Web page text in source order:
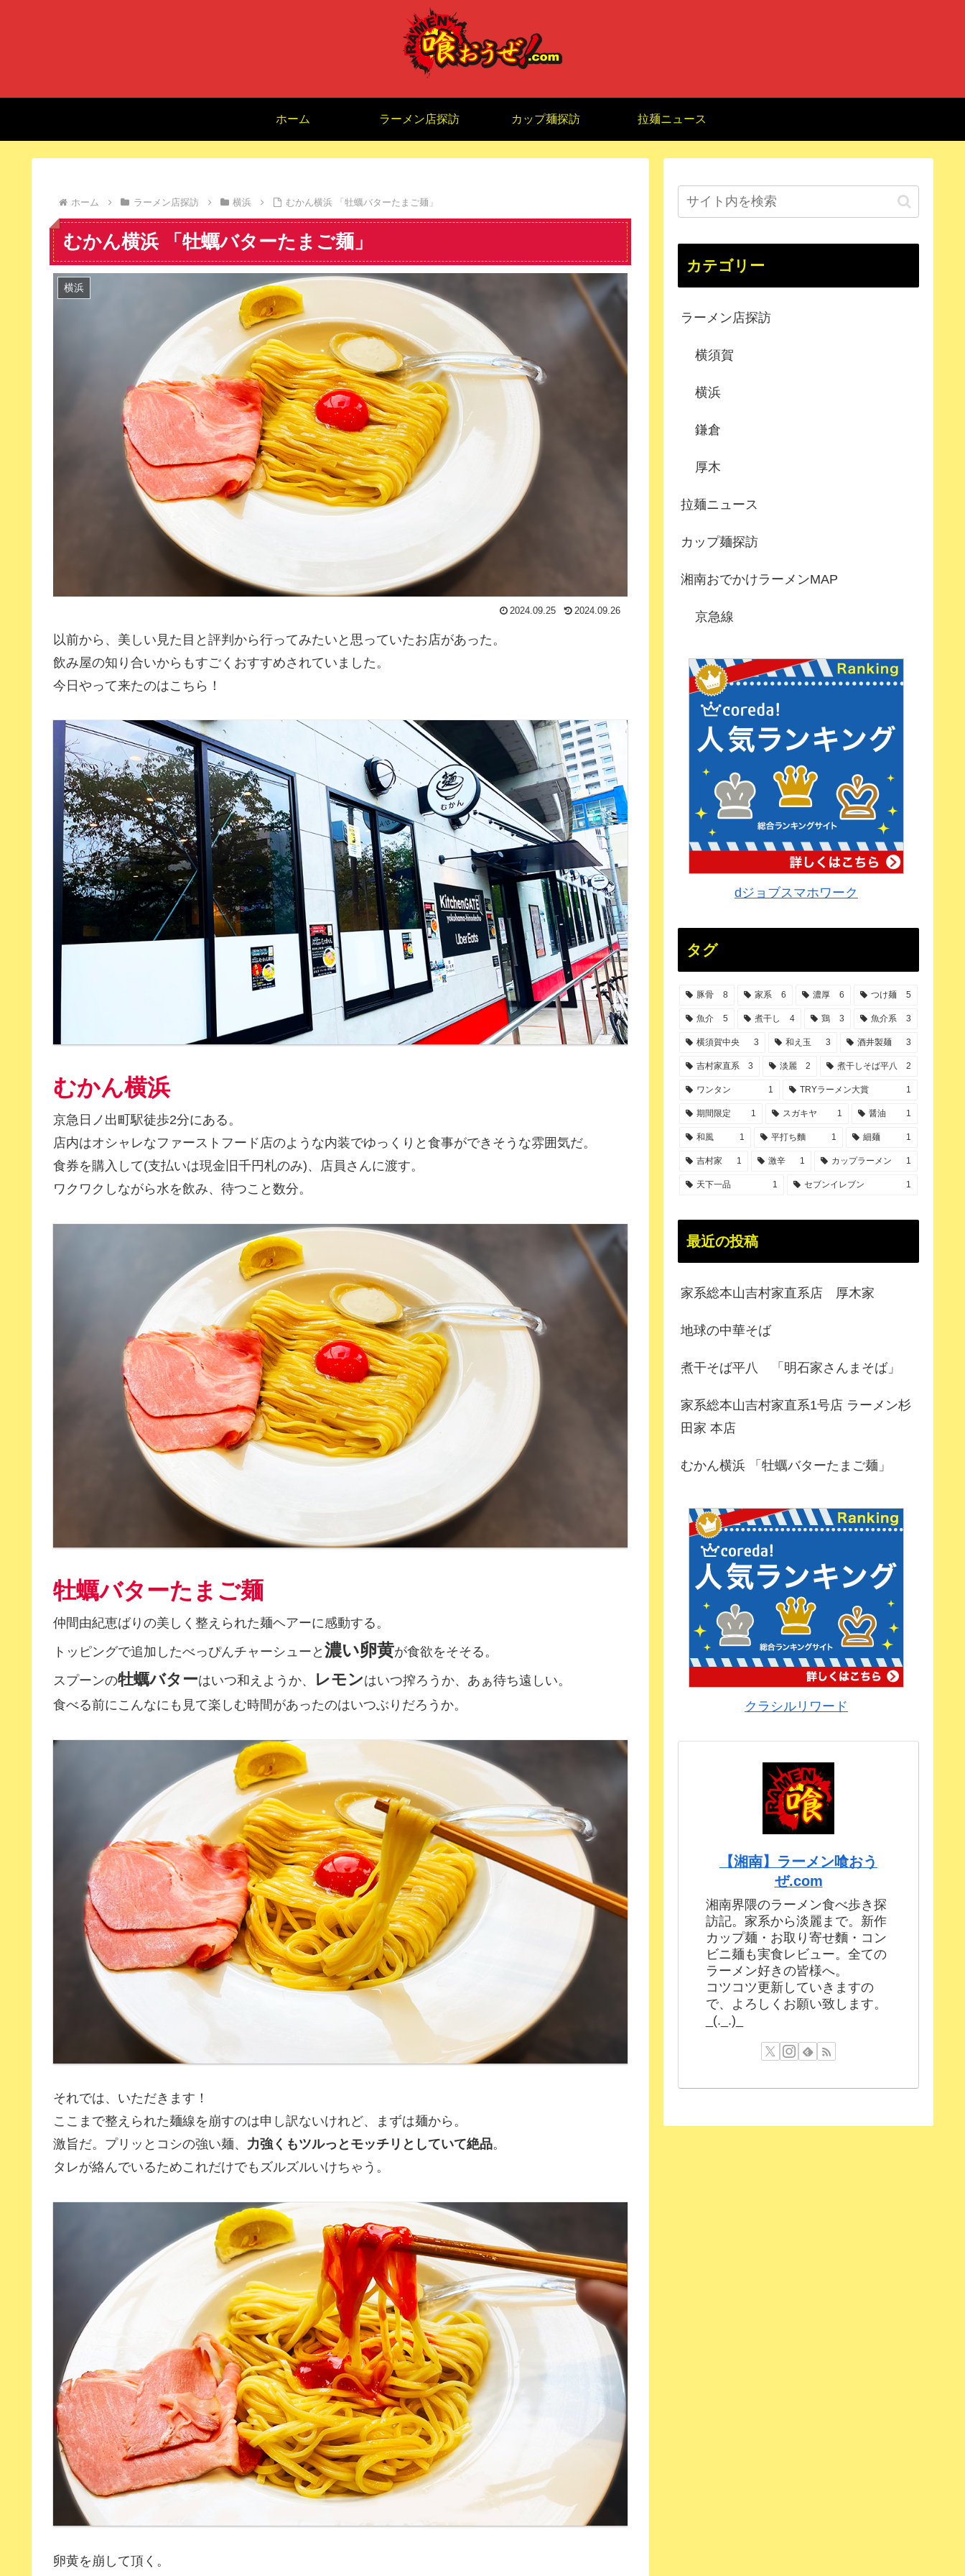
ホーム ラーメン店探訪 カップ麺探訪 拉麺ニュース
ホーム ラーメン店探訪 横浜 むかん横浜 「牡蠣バターたまご麺」
むかん横浜 「牡蠣バターたまご麺」
横浜
2024.09.25 2024.09.26
以前から、美しい見た目と評判から行ってみたいと思っていたお店があった。
飲み屋の知り合いからもすごくおすすめされていました。
今日やって来たのはこちら！
むかん横浜
京急日ノ出町駅徒歩2分にある。
店内はオシャレなファーストフード店のような内装でゆっくりと食事ができそうな雰囲気だ。
食券を購入して(支払いは現金旧千円札のみ)、店員さんに渡す。
ワクワクしながら水を飲み、待つこと数分。
牡蠣バターたまご麺
仲間由紀恵ばりの美しく整えられた麺ヘアーに感動する。
トッピングで追加したべっぴんチャーシューと 濃い卵黄が食欲をそそる。
スプーンの牡蠣バターはいつ和えようか、 レモンはいつ搾ろうか、あぁ待ち遠しい。
食べる前にこんなにも見て楽しむ時間があったのはいつぶりだろうか。
それでは、いただきます！
ここまで整えられた麺線を崩すのは申し訳ないけれど、まずは麺から。
激旨だ。プリッとコシの強い麺、 力強くもツルっとモッチリとしていて絶品。
タレが絡んでいるためこれだけでもズルズルいけちゃう。
卵黄を崩して頂く。
カテゴリー
ラーメン店探訪
横須賀
横浜
鎌倉
厚木
拉麺ニュース
カップ麺探訪
湘南おでかけラーメンMAP
京急線
dジョブスマホワーク
タグ
豚骨 8 家系 6 濃厚 6 つけ麺 5
魚介 5 煮干し 4 鶏 3 魚介系 3
横須賀中央 3 和え玉 3 酒井製麺 3
吉村家直系 3 淡麗 2 煮干しそば平八 2
ワンタン 1 TRYラーメン大賞 1
期間限定 1 スガキヤ 1 醤油 1
和風 1 平打ち麵 1 細麺 1
吉村家 1 激辛 1 カップラーメン 1
天下一品 1 セブンイレブン 1
最近の投稿
家系総本山吉村家直系店 厚木家
地球の中華そば
煮干そば平八 「明石家さんまそば」
家系総本山吉村家直系1号店 ラーメン杉
田家 本店
むかん横浜 「牡蠣バターたまご麺」
クラシルリワード
【湘南】ラーメン喰おう
ぜ.com
湘南界隈のラーメン食べ歩き探
訪記。家系から淡麗まで。新作
カップ麺・お取り寄せ麵・コン
ビニ麺も実食レビュー。全ての
ラーメン好きの皆様へ。
コツコツ更新していきますの
で、よろしくお願い致します。
_(._.)_